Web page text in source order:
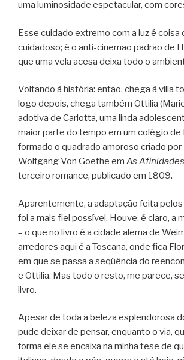
uma luminosidade espetacular, com
Esse cuidado extremo com a luz é coisa
cuidadoso; é o anti-cinemão padrão de
que uma vela acesa deixa todo o
Voltando à história: então, chega à villa
logo depois, chega também Ottilia (Marie
adotiva de Carlotta, uma linda
maior parte do tempo em um colégio de
formado o quadrado amoroso criado por
Wolfgang Von Goethe em As
terceiro romance, publicado em 1809.
Aparentemente, a adaptação feita pelos
foi a mais fiel possível. Houve, é claro, a
– o que no livro é a cidade alemã de
arredores aqui é a Toscana, onde fica
em que se passa a seqüência do
e Ottilia. Mas todo o resto, me parece,
livro.
Apesar de toda a beleza esplendorosa
pude deixar de pensar, enquanto o via,
forma ele se encaixa na minha tese de